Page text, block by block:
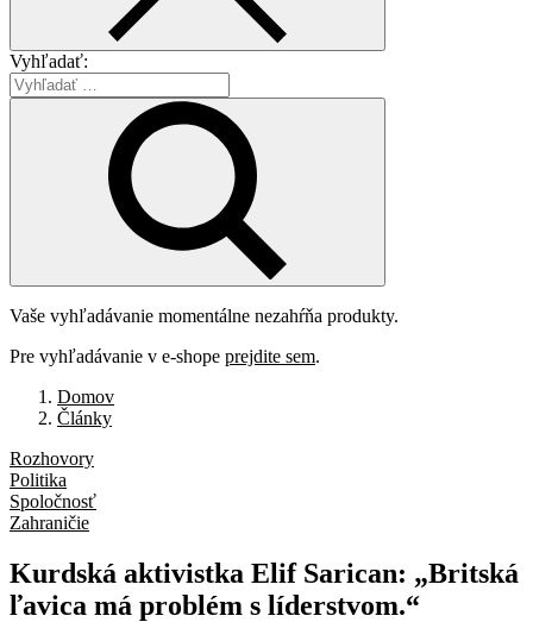
Vyhľadať:
Vaše vyhľadávanie momentálne nezahŕňa produkty.
Pre vyhľadávanie v e-shope prejdite sem.
Domov
Články
Rozhovory
Politika
Spoločnosť
Zahraničie
Kurdská aktivistka Elif Sarican: „Britská
ľavica má problém s líderstvom.“